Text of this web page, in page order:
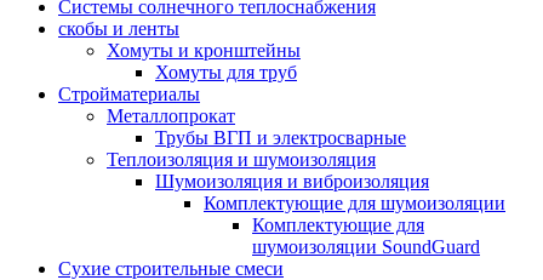
Системы солнечного теплоснабжения
скобы и ленты
Хомуты и кронштейны
Хомуты для труб
Стройматериалы
Металлопрокат
Трубы ВГП и электросварные
Теплоизоляция и шумоизоляция
Шумоизоляция и виброизоляция
Комплектующие для шумоизоляции
Комплектующие для
шумоизоляции SoundGuard
Сухие строительные смеси